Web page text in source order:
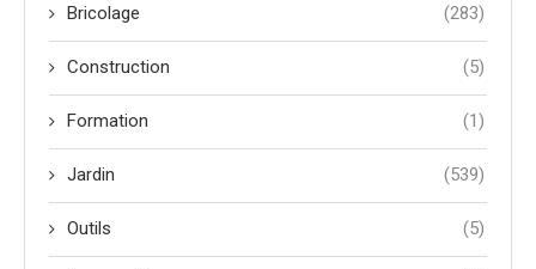
Bricolage (283)
Construction (5)
Formation (1)
Jardin (539)
Outils (5)